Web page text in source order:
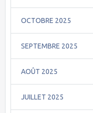
OCTOBRE 2025
SEPTEMBRE 2025
AOÛT 2025
JUILLET 2025